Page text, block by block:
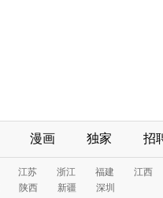
漫画 独家 招
江苏 浙江 福建 江西
陕西 新疆 深圳